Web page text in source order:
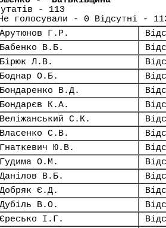
- 113
голосували - 0 Відсутні -
Арутюнов Г.Р.
Бабенко В.Б.
Бірюк Л.В.
Боднар О.Б.
Бондаренко В.Д.
Бондарєв К.А.
Веліжанський С.К.
Власенко С.В.
Гнаткевич Ю.В.
Гудима О.М.
Данілов В.Б.
Добряк Є.Д.
Дубіль В.О.
Єресько І.Г.